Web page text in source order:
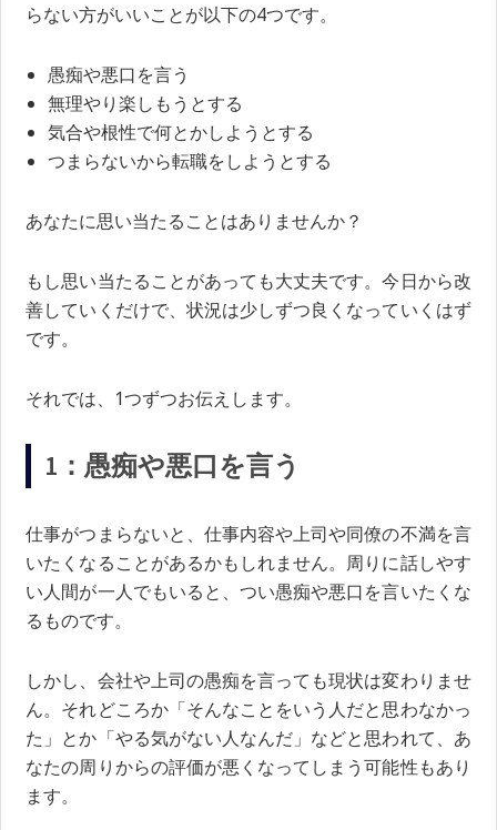
らない方がいいことが以下の4つです。
愚痴や悪口を言う
無理やり楽しもうとする
気合や根性で何とかしようとする
つまらないから転職をしようとする
あなたに思い当たることはありませんか？
もし思い当たることがあっても大丈夫です。今日から改
善していくだけで、状況は少しずつ良くなっていくはず
です。
それでは、1つずつお伝えします。
1：愚痴や悪口を言う
仕事がつまらないと、仕事内容や上司や同僚の不満を言
いたくなることがあるかもしれません。周りに話しやす
い人間が一人でもいると、つい愚痴や悪口を言いたくな
るものです。
しかし、会社や上司の愚痴を言っても現状は変わりませ
ん。それどころか「そんなことをいう人だと思わなかっ
た」とか「やる気がない人なんだ」などと思われて、あ
なたの周りからの評価が悪くなってしまう可能性もあり
ます。